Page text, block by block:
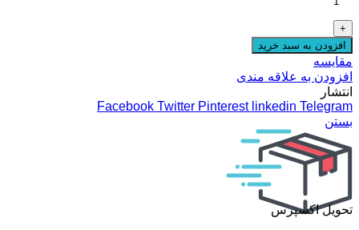
افزودن به سبد خرید
مقایسه
افزودن به علاقه مندی
انتشار
Facebook Twitter Pinterest linkedin Telegram
بستن
تحویل اکسپرس